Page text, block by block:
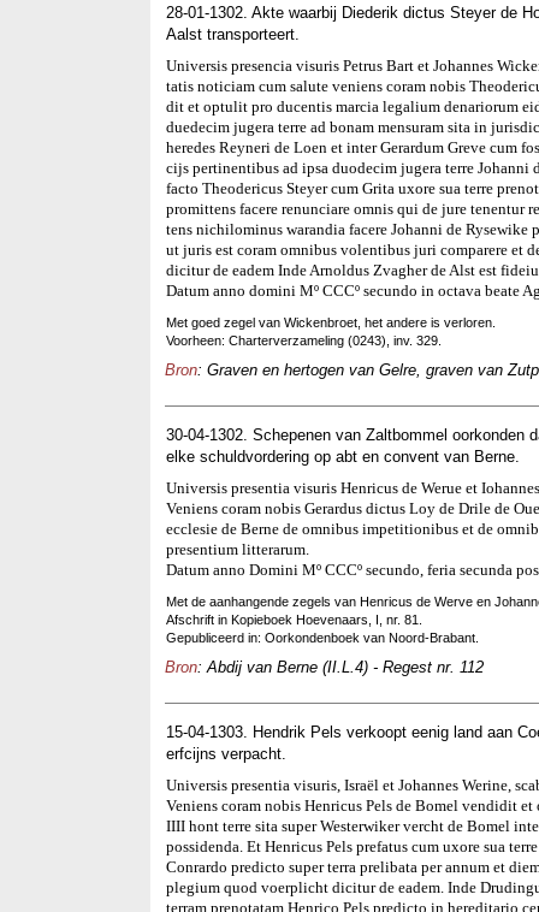
28-01-1302. Akte waarbij Diederik dictus Steyer de
Aalst transporteert.
Universis presencia visuris Petrus Bart et Johannes
tatis noticiam cum salute veniens coram nobis
dit et optulit pro ducentis marcia legalium denariorum
duedecim jugera terre ad bonam mensuram sita in
heredes Reyneri de Loen et inter Gerardum Greve cum
cijs pertinentibus ad ipsa duodecim jugera terre Johanni
facto Theodericus Steyer cum Grita uxore sua terre
promittens facere renunciare omnis qui de jure tenentur
tens nichilominus warandia facere Johanni de Rysewike
ut juris est coram omnibus volentibus juri comparere et
dicitur de eadem Inde Arnoldus Zvagher de Alst est
Datum anno domini Mº CCCº secundo in octava beate
Met goed zegel van Wickenbroet, het andere is verloren.
Voorheen: Charterverzameling (0243), inv. 329.
Bron: Graven en hertogen van Gelre, graven van
30-04-1302. Schepenen van Zaltbommel oorkonden
elke schuldvordering op abt en convent van Berne.
Universis presentia visuris Henricus de Werue et
Veniens coram nobis Gerardus dictus Loy de Drile de
ecclesie de Berne de omnibus impetitionibus et de
presentium litterarum.
Datum anno Domini Mº CCCº secundo, feria secunda
Met de aanhangende zegels van Henricus de Werve en
Afschrift in Kopieboek Hoevenaars, I, nr. 81.
Gepubliceerd in: Oorkondenboek van Noord-Brabant.
Bron: Abdij van Berne (II.L.4) - Regest nr. 112
15-04-1303. Hendrik Pels verkoopt eenig land aan
erfcijns verpacht.
Universis presentia visuris, Israël et Johannes Werine,
Veniens coram nobis Henricus Pels de Bomel vendidit
IIII hont terre sita super Westerwiker vercht de Bomel
possidenda. Et Henricus Pels prefatus cum uxore sua
Conrardo predicto super terra prelibata per annum et
plegium quod voerplicht dicitur de eadem. Inde
terram prenotatam Henrico Pels predicto in hereditario